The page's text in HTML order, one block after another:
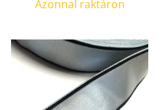
Azonnal raktáron